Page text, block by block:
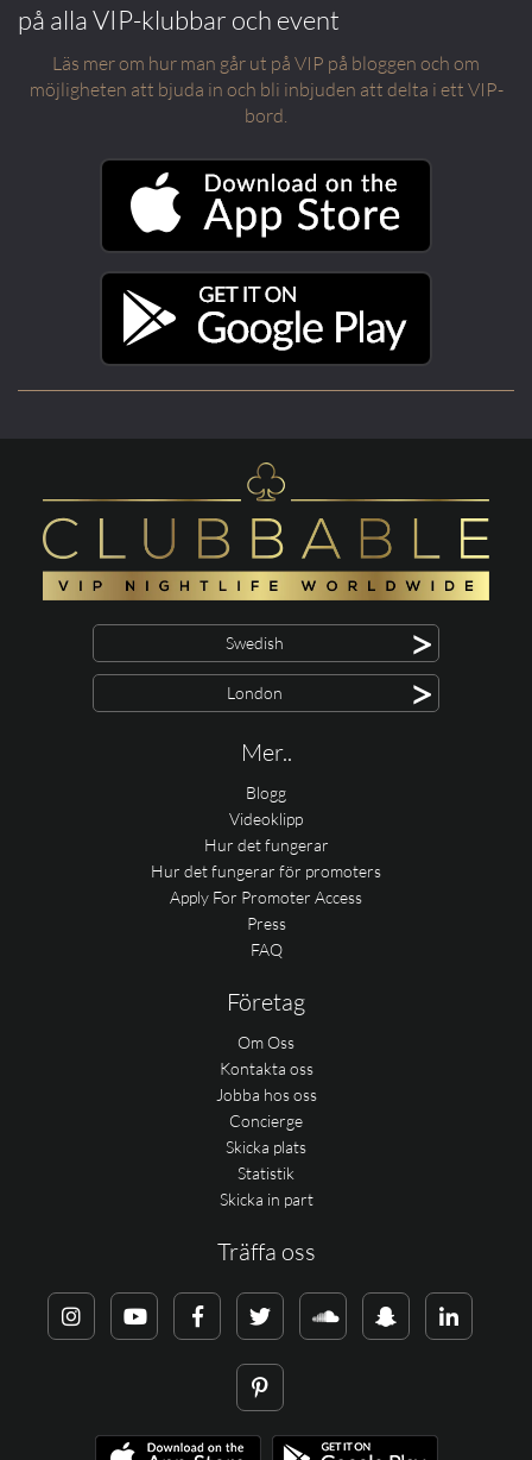
på alla VIP-klubbar och event
Läs mer om hur man går ut på VIP på bloggen och om
möjligheten att bjuda in och bli inbjuden att delta i ett VIP-
bord.
Swedish >
London >
Mer..
Blogg
Videoklipp
Hur det fungerar
Hur det fungerar för promoters
Apply For Promoter Access
Press
FAQ
Företag
Om Oss
Kontakta oss
Jobba hos oss
Concierge
Skicka plats
Statistik
Skicka in part
Träffa oss